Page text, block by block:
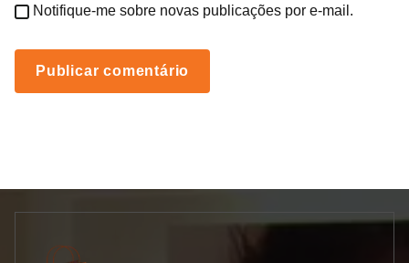
Notifique-me sobre novas publicações por e-mail.